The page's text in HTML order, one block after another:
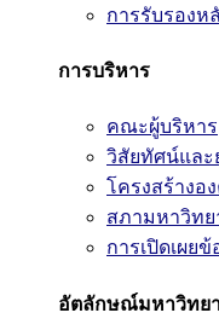
การรับรองห
การบริหาร
คณะผู้บริหาร
วิสัยทัศน์และ
โครงสร้างอ
สภามหาวิทย
การเปิดเผย
อัตลักษณ์มหาวิทย